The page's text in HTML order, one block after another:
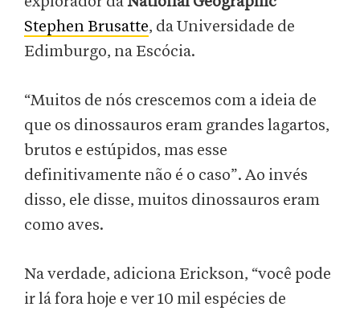
Stephen Brusatte, da Universidade de
Edimburgo, na Escócia.
“Muitos de nós crescemos com a ideia de
que os dinossauros eram grandes lagartos,
brutos e estúpidos, mas esse
definitivamente não é o caso”. Ao invés
disso, ele disse, muitos dinossauros eram
como aves.
Na verdade, adiciona Erickson, “você pode
ir lá fora hoje e ver 10 mil espécies de